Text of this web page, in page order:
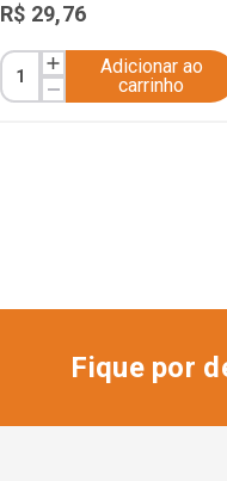
R$ 29,76
Adicionar ao
carrinho
Fique por